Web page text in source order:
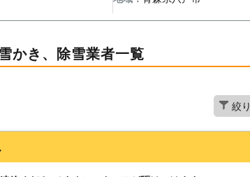
かき、除雪業者一覧
絞